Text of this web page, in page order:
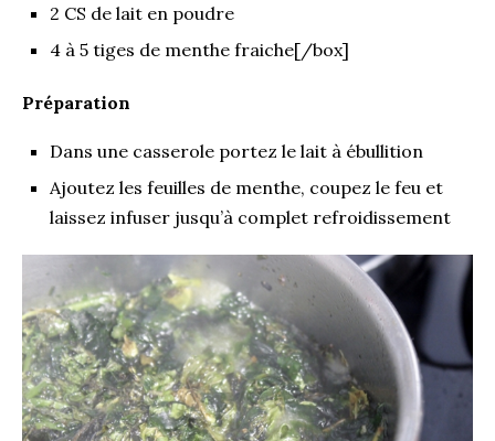
2 CS de lait en poudre
4 à 5 tiges de menthe fraiche[/box]
Préparation
Dans une casserole portez le lait à ébullition
Ajoutez les feuilles de menthe, coupez le feu et
laissez infuser jusqu’à complet refroidissement